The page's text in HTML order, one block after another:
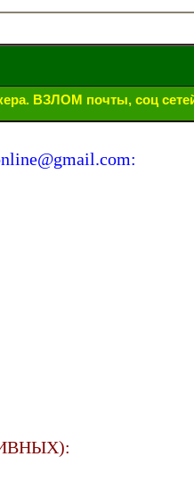
ВЗЛОМ почты, соц